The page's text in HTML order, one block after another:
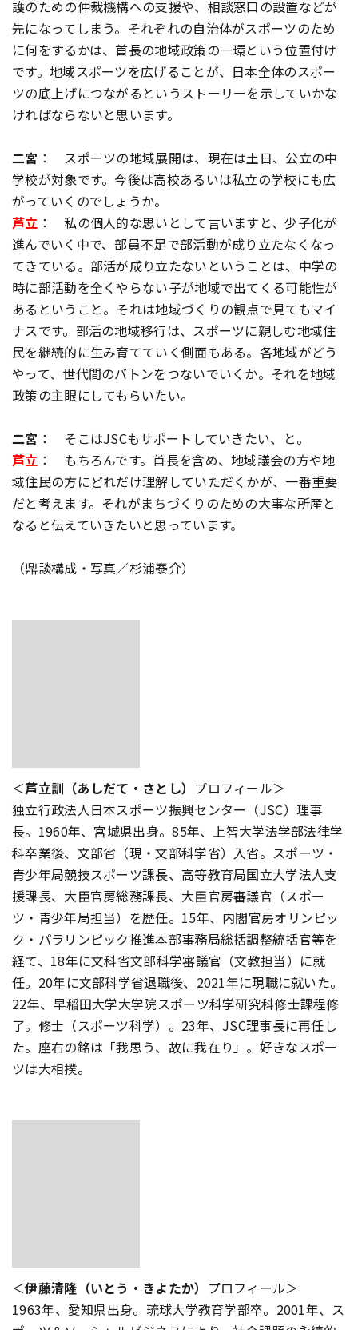
護のための仲裁機構への支援や、相談窓口の設置などが
先になってしまう。それぞれの自治体がスポーツのため
に何をするかは、首長の地域政策の一環という位置付け
です。地域スポーツを広げることが、日本全体のスポー
ツの底上げにつながるというストーリーを示していかな
ければならないと思います。
二宮 ： スポーツの地域展開は、現在は土日、公立の中
学校が対象です。今後は高校あるいは私立の学校にも広
がっていくのでしょうか。
芦立 ： 私の個人的な思いとして言いますと、少子化が
進んでいく中で、部員不足で部活動が成り立たなくなっ
てきている。部活が成り立たないということは、中学の
時に部活動を全くやらない子が地域で出てくる可能性が
あるということ。それは地域づくりの観点で見てもマイ
ナスです。部活の地域移行は、スポーツに親しむ地域住
民を継続的に生み育てていく側面もある。各地域がどう
やって、世代間のバトンをつないでいくか。それを地域
政策の主眼にしてもらいたい。
二宮 ： そこはJSCもサポートしていきたい、と。
芦立 ： もちろんです。首長を含め、地域議会の方や地
域住民の方にどれだけ理解していただくかが、一番重要
だと考えます。それがまちづくりのための大事な所産と
なると伝えていきたいと思っています。
（鼎談構成・写真／杉浦泰介）
＜芦立訓（あしだて・さとし） プロフィール＞
独立行政法人日本スポーツ振興センター（JSC）理事
長。1960年、宮城県出身。85年、上智大学法学部法律学
科卒業後、文部省（現・文部科学省）入省。スポーツ・
青少年局競技スポーツ課長、高等教育局国立大学法人支
援課長、大臣官房総務課長、大臣官房審議官（スポー
ツ・青少年局担当）を歴任。15年、内閣官房オリンピッ
ク・パラリンピック推進本部事務局総括調整統括官等を
経て、18年に文科省文部科学審議官（文教担当）に就
任。20年に文部科学省退職後、2021年に現職に就いた。
22年、早稲田大学大学院スポーツ科学研究科修士課程修
了。修士（スポーツ科学）。23年、JSC理事長に再任し
た。座右の銘は「我思う、故に我在り」。好きなスポー
ツは大相撲。
＜伊藤清隆（いとう・きよたか） プロフィール＞
1963年、愛知県出身。琉球大学教育学部卒。2001年、ス